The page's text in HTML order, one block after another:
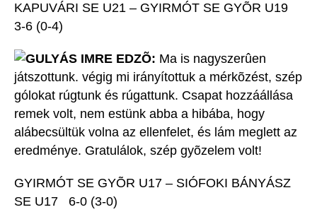
KAPUVÁRI SE U21 – GYIRMÓT SE GYÕR U19
3-6 (0-4)
GULYÁS IMRE EDZÕ: Ma is nagyszerûen
játszottunk. végig mi irányítottuk a mérkõzést, szép
gólokat rúgtunk és rúgattunk. Csapat hozzáállása
remek volt, nem estünk abba a hibába, hogy
alábecsültük volna az ellenfelet, és lám meglett az
eredménye. Gratulálok, szép gyõzelem volt!
GYIRMÓT SE GYÕR U17 – SIÓFOKI BÁNYÁSZ
SE U17 6-0 (3-0)